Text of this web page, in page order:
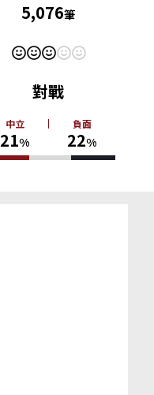
5,076筆
中立
21%
負面
22%
對戰